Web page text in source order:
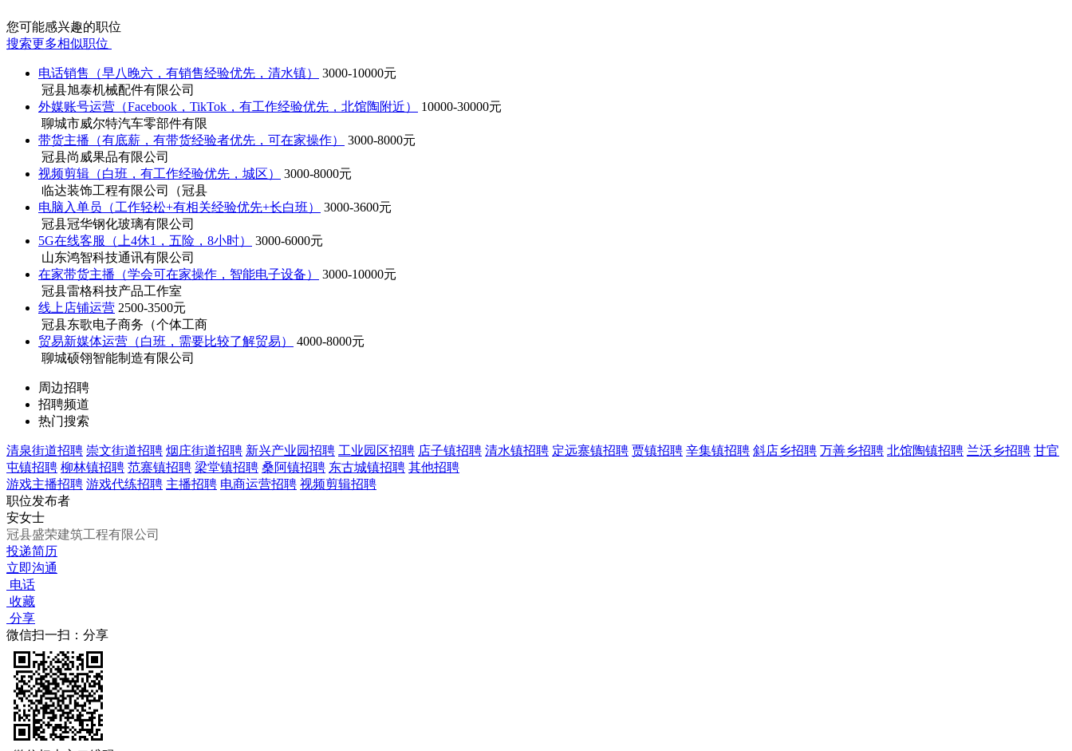
您可能感兴趣的职位
搜索更多相似职位
电话销售（早八晚六，有销售经验优先，清水镇）
3000-10000元
冠县旭泰机械配件有限公司
外媒账号运营（Facebook，TikTok，有工作经验优先，北馆陶附近）
10000-30000元
聊城市威尔特汽车零部件有限
带货主播（有底薪，有带货经验者优先，可在家操作）
3000-8000元
冠县尚威果品有限公司
视频剪辑（白班，有工作经验优先，城区）
3000-8000元
临达装饰工程有限公司（冠县
电脑入单员（工作轻松+有相关经验优先+长白班）
3000-3600元
冠县冠华钢化玻璃有限公司
5G在线客服（上4休1，五险，8小时）
3000-6000元
山东鸿智科技通讯有限公司
在家带货主播（学会可在家操作，智能电子设备）
3000-10000元
冠县雷格科技产品工作室
线上店铺运营 2500-3500元
冠县东歌电子商务（个体工商
贸易新媒体运营（白班，需要比较了解贸易）
4000-8000元
聊城硕翎智能制造有限公司
周边招聘
招聘频道
热门搜索
清泉街道招聘 崇文街道招聘 烟庄街道招聘 新兴产业园招聘 工业园区招聘 店子镇招聘 清水镇招聘 定远寨镇招聘 贾镇招聘 辛集镇招聘 斜店乡招聘 万善乡招聘 北馆陶镇招聘 兰沃乡招聘 甘官
屯镇招聘 柳林镇招聘 范寨镇招聘 梁堂镇招聘 桑阿镇招聘 东古城镇招聘 其他招聘
游戏主播招聘 游戏代练招聘 主播招聘 电商运营招聘 视频剪辑招聘
职位发布者
安女士
冠县盛荣建筑工程有限公司
投递简历
立即沟通
电话
收藏
分享
微信扫一扫：分享